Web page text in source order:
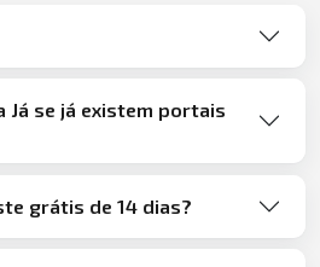
Já se já existem portais
grátis de 14 dias?